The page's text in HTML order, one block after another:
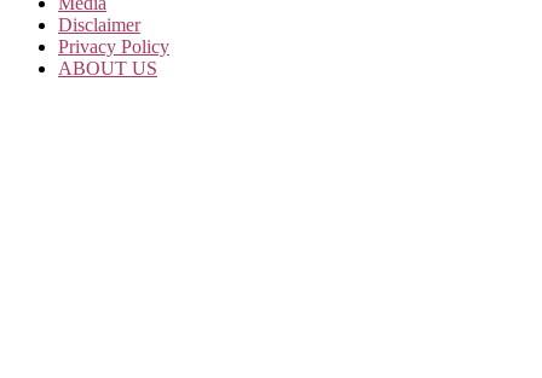
Disclaimer
Privacy Policy
ABOUT US